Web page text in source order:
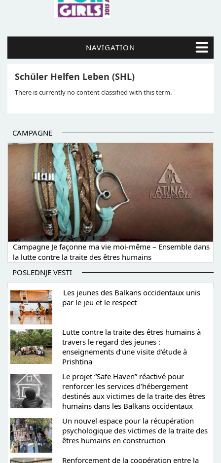
NAVIGATION
Schüler Helfen Leben (SHL)
There is currently no content classified with this term.
CAMPAGNE
Campagne Je façonne ma vie moi-même – Ensemble dans
la lutte contre la traite des êtres humains
POSLEDNJE VESTI
Les jeunes des Balkans occidentaux unis
par le jeu et le respect
Lutte contre la traite des êtres humains à
travers le regard des jeunes :
enseignements d’une visite d’étude à
Prishtina
Le projet “Safe Haven” réactivé pour
renforcer les services d’hébergement
destinés aux victimes de la traite des êtres
humains dans les Balkans occidentaux
Un nouvel espace pour la récupération
psychologique des victimes de la traite des
êtres humains en construction
Renforcement de la coopération entre la